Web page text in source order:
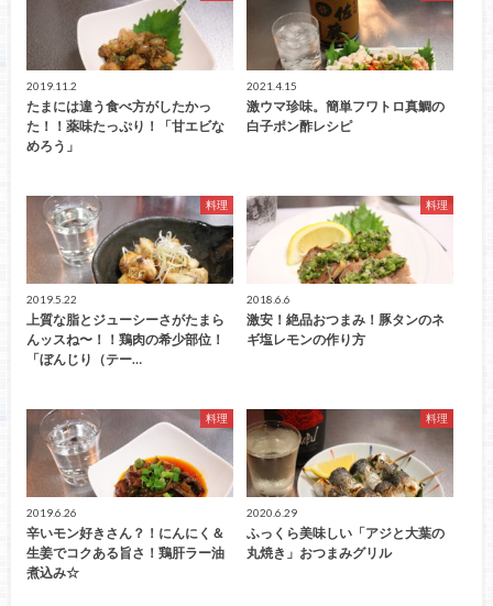
2019.11.2
たまには違う食べ方がしたかっ
た！！薬味たっぷり！「甘エビな
めろう」
2021.4.15
激ウマ珍味。簡単フワトロ真鯛の
白子ポン酢レシピ
料理
2019.5.22
上質な脂とジューシーさがたまら
んッスね〜！！鶏肉の希少部位！
「ぼんじり（テー…
料理
2018.6.6
激安！絶品おつまみ！豚タンのネ
ギ塩レモンの作り方
料理
2019.6.26
辛いモン好きさん？！にんにく＆
生姜でコクある旨さ！鶏肝ラー油
煮込み☆
料理
2020.6.29
ふっくら美味しい「アジと大葉の
丸焼き」おつまみグリル